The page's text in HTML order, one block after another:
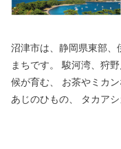
沼津市は、静岡県東部、
まちです。 駿河湾、狩
候が育む、 お茶やミカ
あじのひもの、 タカア
元名産の品を数多く取